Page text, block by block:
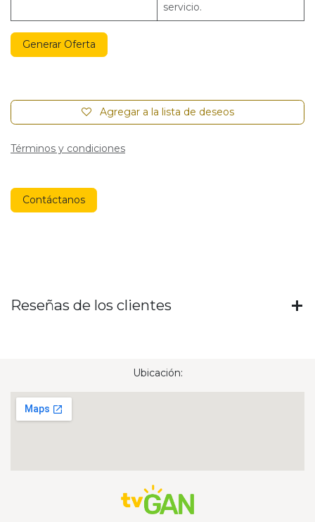
servicio.
Generar Oferta
Agregar a la lista de deseos
Términos y condiciones
Contáctanos
Reseñas de los clientes
Ubicación: